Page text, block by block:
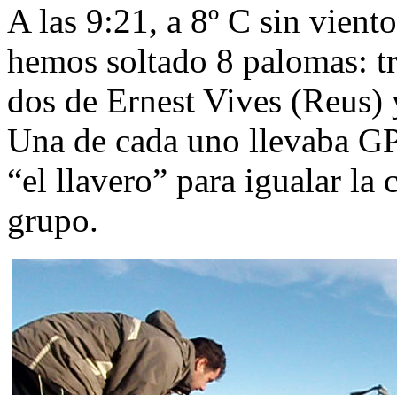
A las 9:21, a 8º C sin
hemos soltado 8 palomas:
dos de Ernest Vives (Reus)
Una de cada uno llevaba
“el llavero” para igualar la
grupo.